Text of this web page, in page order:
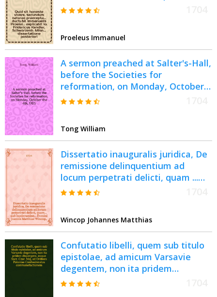
Fridericus Kandler, Schwarzenb.
Proeleus Immanuel
A sermon preached at Salter's-Hall,
before the Societies for
reformation, on Monday, October
the 4th, 1703
Tong William
Dissertatio inauguralis juridica, De
remissione delinquentium ad
locum perpetrati delicti, quam ...
sub moderamine ... Domini Joannis
Grabo, junior, Saxo-Eislebiensis
ibique advocatus, ad diem 29
Aprilis, 1704.
Wincop Johannes Matthias
Confutatio libelli, quem sub titulo
epistolae, ad amicum Varsavie
degentem, non ita pridem
dispergere, eoque Sacr. Czar. Maj.